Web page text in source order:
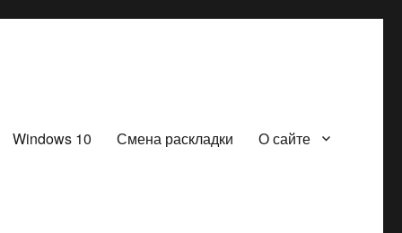
Windows 10 Смена раскладки О сайте